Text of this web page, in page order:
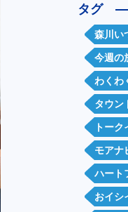
タグ
森川い
今週の
わくわ
タウン
トーク
モアナ
ハート
おイシ